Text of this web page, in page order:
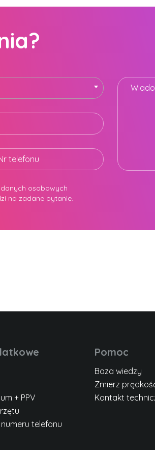
telefonu
osobowych
na zadane pytanie.
+ PPV
telefonu
Pomoc
Baza wiedzy
Zmierz
Kontakt